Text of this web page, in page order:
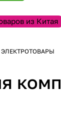
из Китая
ЭЛЕКТРОТОВАРЫ